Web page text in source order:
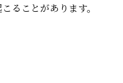
ることがあります。